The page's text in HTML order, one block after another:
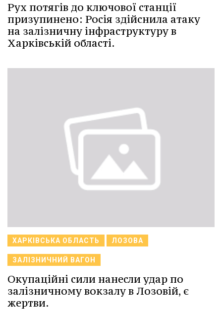
Рух потягів до ключової станції
призупинено: Росія здійснила атаку
на залізничну інфраструктуру в
Харківській області.
ХАРКІВСЬКА ОБЛАСТЬ ЛОЗОВА
ЗАЛІЗНИЧНИЙ ВАГОН
Окупаційні сили нанесли удар по
залізничному вокзалу в Лозовій, є
жертви.